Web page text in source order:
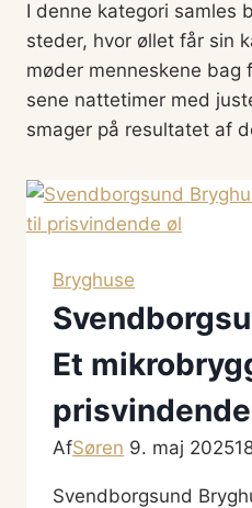
I denne kategori samles
steder, hvor øllet får sin
møder menneskene bag
sene nattetimer med
smager på resultatet af
Bryghuse
Et
AfSøren 9. maj 2025
Svendborgsund